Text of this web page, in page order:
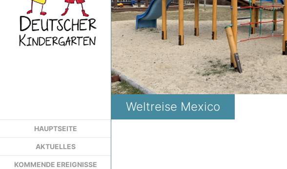
HAUPTSEITE
AKTUELLES
KOMMENDE EREIGNISSE
Weltreise Mexico